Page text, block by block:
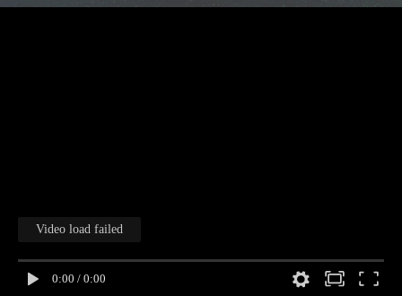
0:00 / 0:00
Video load failed